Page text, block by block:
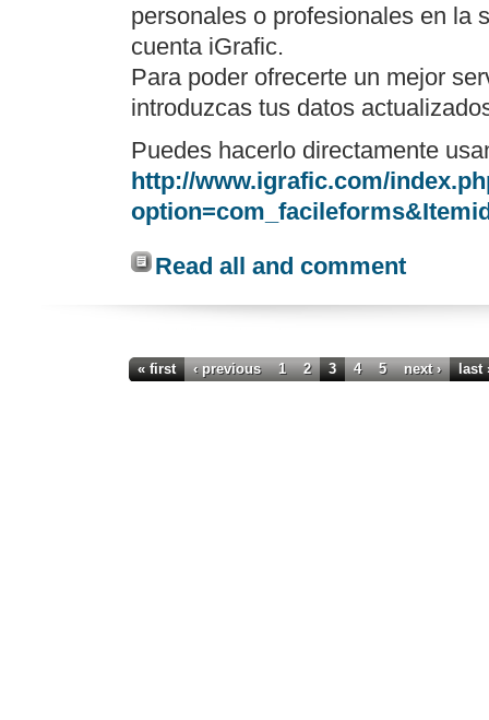
personales o profesionales en la
cuenta iGrafic.
Para poder ofrecerte un mejor
introduzcas tus datos
Puedes hacerlo directamente
http://www.igrafic.com/
Read all and comment
« first ‹ previous 1 2 3 4 5 next › last